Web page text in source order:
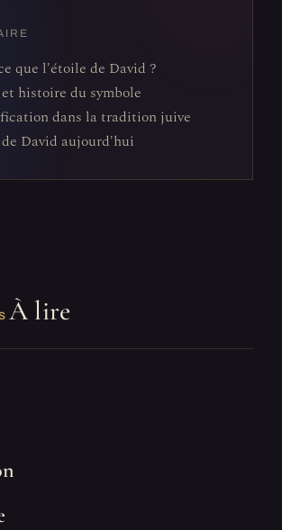
que l'étoile de David ?
histoire du symbole
dans la tradition juive
David aujourd'hui
À lire